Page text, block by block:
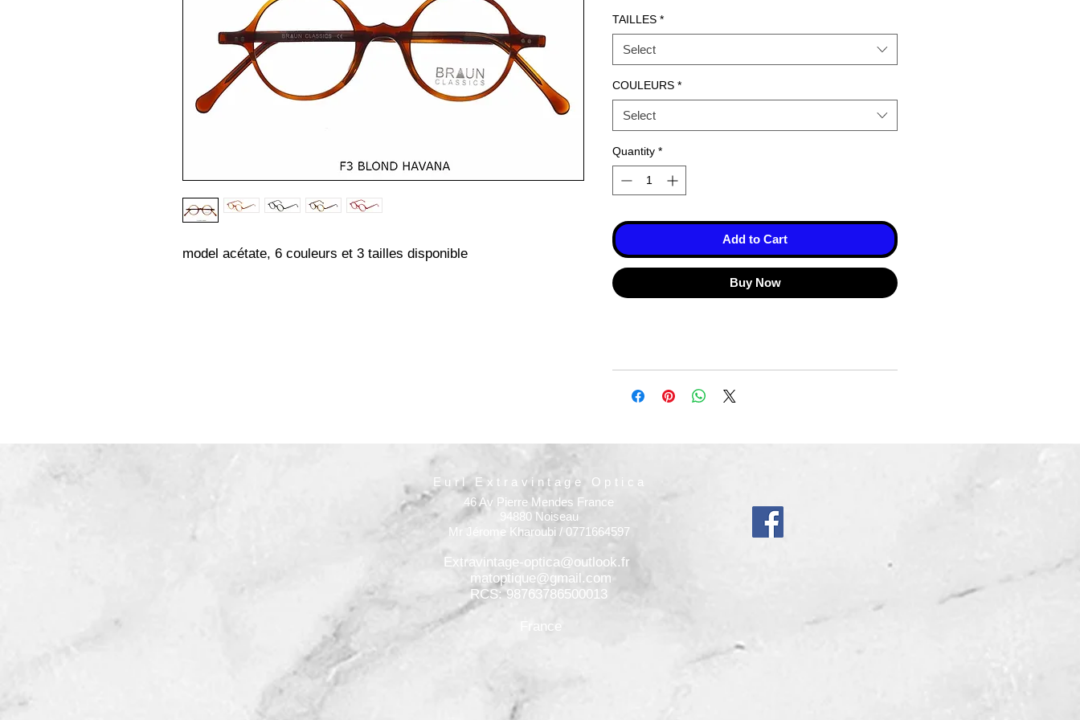
model acétate, 6 couleurs et 3 tailles disponible
TAILLES *
Select
COULEURS *
Select
Quantity *
Add to Cart
Buy Now
Eurl Extravintage Optica
46 Av Pierre Mendes France
94880 Noiseau
Mr Jérome Kharoubi / 0771664597
Extravintage-optica@outlook.fr
matoptique@gmail.com
RCS: 98763786500013
France